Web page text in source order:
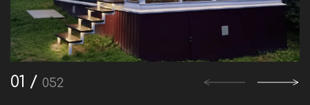
1 / 52